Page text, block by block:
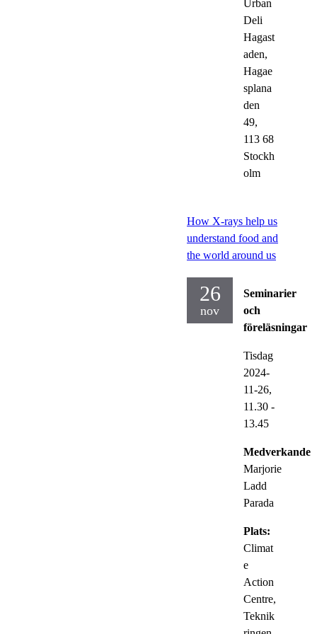
Urban
Deli
Hagast
aden,
Hagae
splana
den
49,
113 68
Stockh
olm
How X-rays help us
understand food and
the world around us
26
nov
Seminarier
och
föreläsningar
Tisdag
2024-
11-26,
11.30 -
13.45
Medverkande:
Marjorie
Ladd
Parada
Plats:
Climat
e
Action
Centre,
Teknik